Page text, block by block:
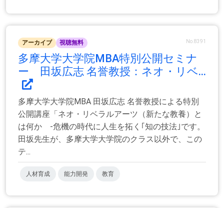
アーカイブ 視聴無料 No.8391
多摩大学大学院MBA特別公開セミナ
ー 田坂広志 名誉教授：ネオ・リベ...
多摩大学大学院MBA 田坂広志 名誉教授による特別
公開講座「ネオ・リベラルアーツ（新たな教養）と
は何か -危機の時代に人生を拓く｢知の技法｣です。
田坂先生が、多摩大学大学院のクラス以外で、この
テ...
人材育成 能力開発 教育